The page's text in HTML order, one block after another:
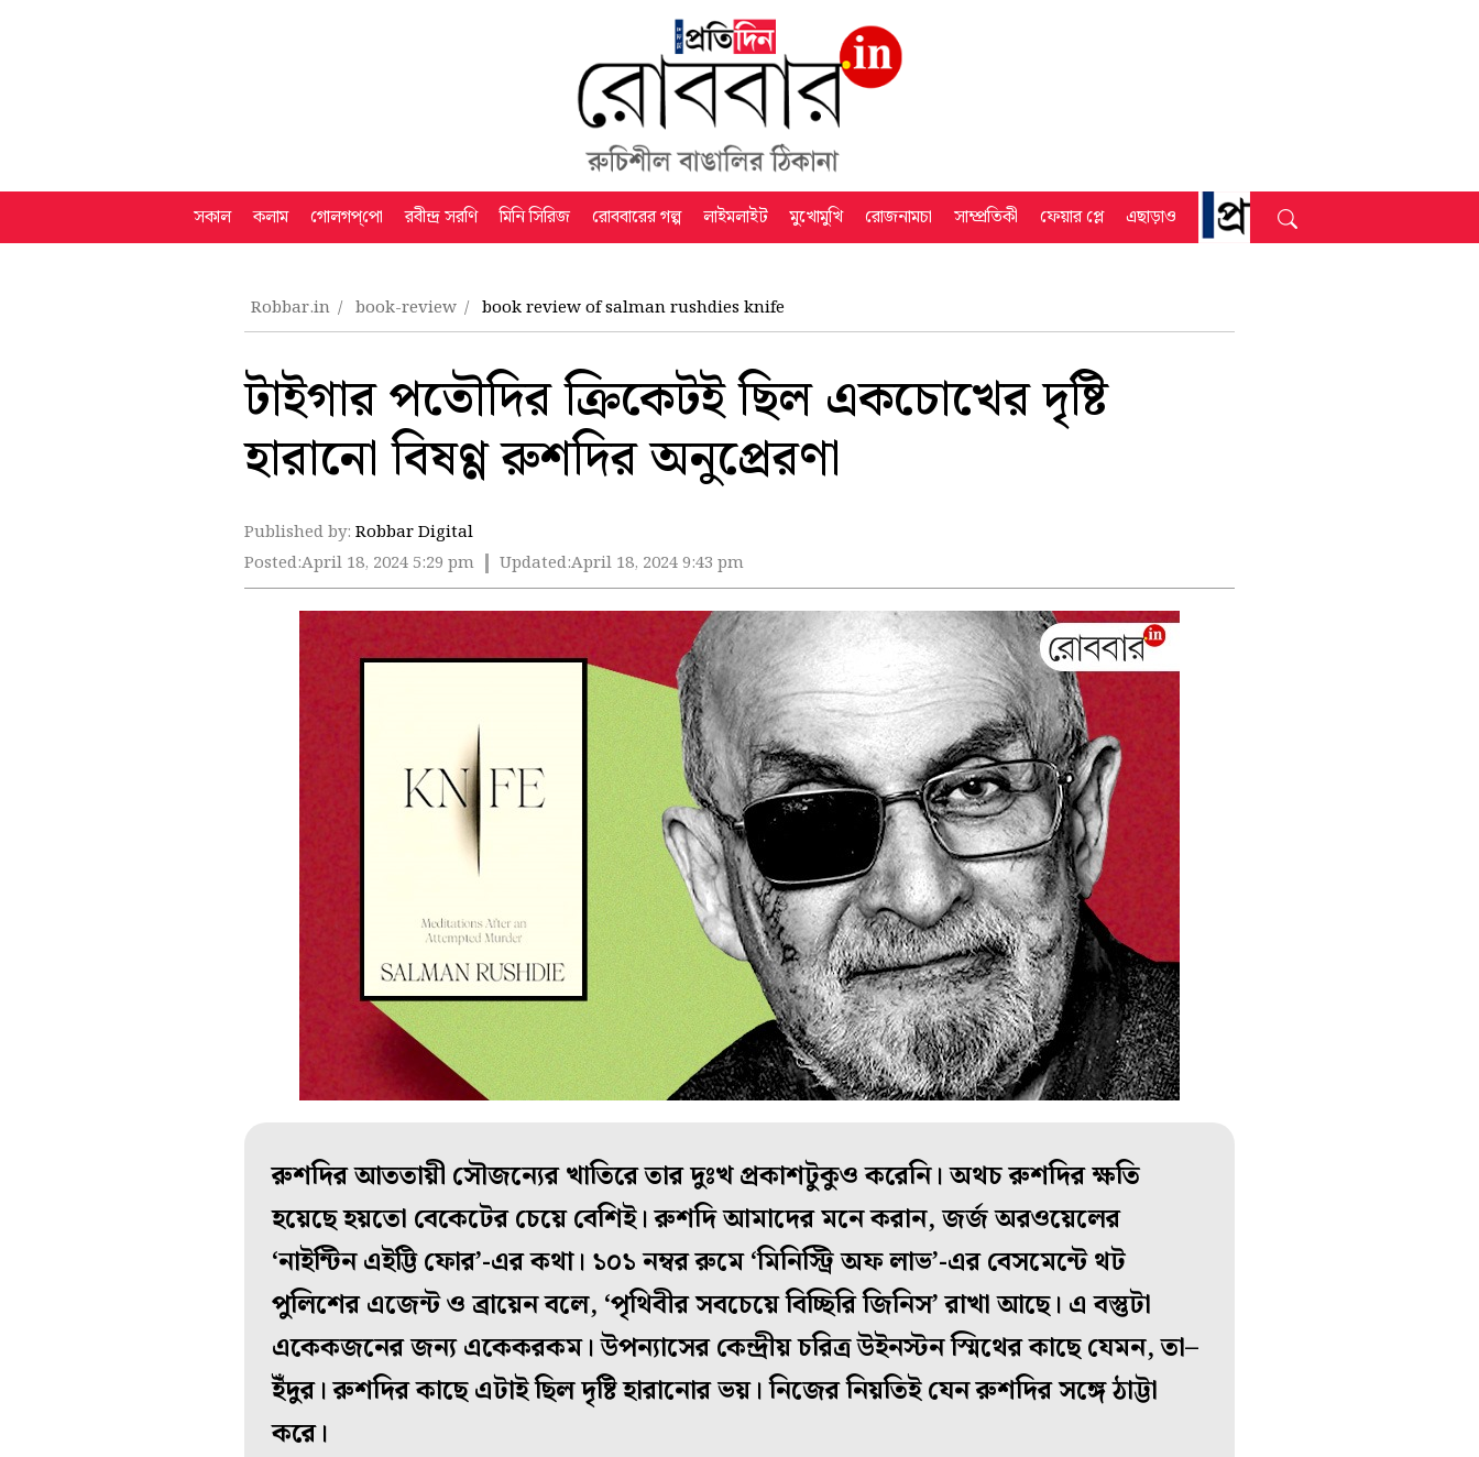
সকাল কলাম গোলগপ্‌পো রবীন্দ্র সরণি মিনি সিরিজ রোববারের গল্প লাইমলাইট মুখোমুখি রোজনামচা সাম্প্রতিকী ফেয়ার প্লে এছাড়াও
Robbar.in book-review book review of salman rushdies knife
টাইগার পতৌদির ক্রিকেটই ছিল একচোখের দৃষ্টি
হারানো বিষণ্ণ রুশদির অনুপ্রেরণা
Published by: Robbar Digital
Posted:April 18, 2024 5:29 pm Updated:April 18, 2024 9:43 pm
রুশদির আততায়ী সৌজন্যের খাতিরে তার দুঃখ প্রকাশটুকুও করেনি। অথচ রুশদির ক্ষতি
হয়েছে হয়তো বেকেটের চেয়ে বেশিই। রুশদি আমাদের মনে করান, জর্জ অরওয়েলের
‘নাইন্টিন এইট্টি ফোর’-এর কথা। ১০১ নম্বর রুমে ‘মিনিস্ট্রি অফ লাভ’-এর বেসমেন্টে থট
পুলিশের এজেন্ট ও ব্রায়েন বলে, ‘পৃথিবীর সবচেয়ে বিচ্ছিরি জিনিস’ রাখা আছে। এ বস্তুটা
একেকজনের জন্য একেকরকম। উপন্যাসের কেন্দ্রীয় চরিত্র উইনস্টন স্মিথের কাছে যেমন, তা–
ইঁদুর। রুশদির কাছে এটাই ছিল দৃষ্টি হারানোর ভয়। নিজের নিয়তিই যেন রুশদির সঙ্গে ঠাট্টা
করে।